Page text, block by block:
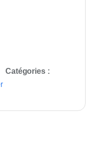
Catégories :